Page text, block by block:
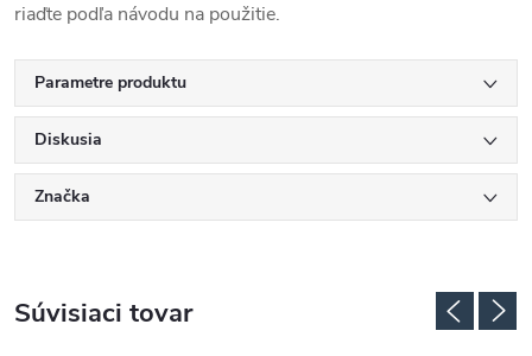
riaďte podľa návodu na použitie.
Parametre produktu
Diskusia
Značka
Súvisiaci tovar